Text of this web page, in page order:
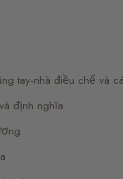
tay-nhà điều chế và
định nghĩa